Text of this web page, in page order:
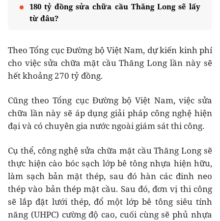
180 tỷ đồng sửa chữa cầu Thăng Long sẽ lấy
từ đâu?
Theo Tổng cục Đường bộ Việt Nam, dự kiến kinh phí
cho việc sửa chữa mặt cầu Thăng Long lần này sẽ
hết khoảng 270 tỷ đồng.
Cũng theo Tổng cục Đường bộ Việt Nam, việc sửa
chữa lần này sẽ áp dụng giải pháp công nghệ hiện
đại và có chuyên gia nước ngoài giám sát thi công.
Cụ thể, công nghệ sửa chữa mặt cầu Thăng Long sẽ
thực hiện cào bóc sạch lớp bê tông nhựa hiện hữu,
làm sạch bản mặt thép, sau đó hàn các đinh neo
thép vào bản thép mặt cầu. Sau đó, đơn vị thi công
sẽ lắp đặt lưới thép, đổ một lớp bê tông siêu tính
năng (UHPC) cường độ cao, cuối cùng sẽ phủ nhựa